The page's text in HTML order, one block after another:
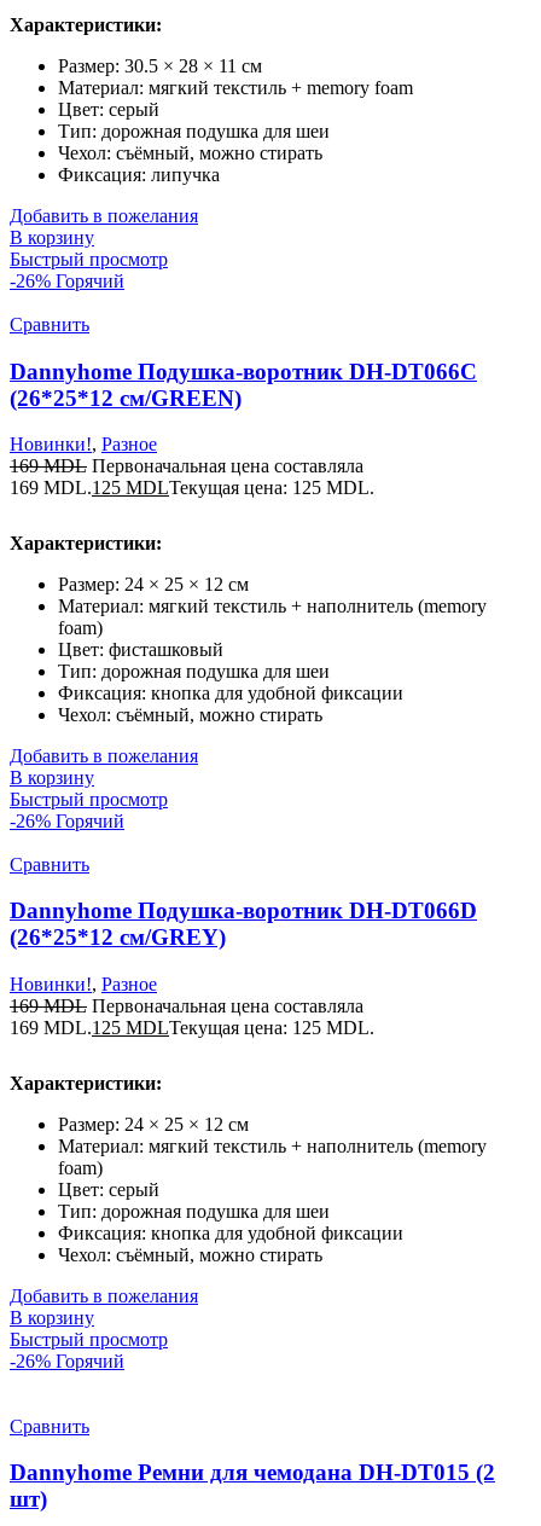
Характеристики:
Размер: 30.5 × 28 × 11 см
Материал: мягкий текстиль + memory foam
Цвет: серый
Тип: дорожная подушка для шеи
Чехол: съёмный, можно стирать
Фиксация: липучка
Добавить в пожелания
В корзину
Быстрый просмотр
-26% Горячий
Сравнить
Dannyhome Подушка-воротник DH-DT066C
(26*25*12 см/GREEN)
Новинки!, Разное
169MDL Первоначальная цена составляла
169 MDL.125 MDLТекущая цена: 125 MDL.
Характеристики:
Размер: 24 × 25 × 12 см
Материал: мягкий текстиль + наполнитель (memory
foam)
Цвет: фисташковый
Тип: дорожная подушка для шеи
Фиксация: кнопка для удобной фиксации
Чехол: съёмный, можно стирать
Добавить в пожелания
В корзину
Быстрый просмотр
-26% Горячий
Сравнить
Dannyhome Подушка-воротник DH-DT066D
(26*25*12 см/GREY)
Новинки!, Разное
169MDL Первоначальная цена составляла
169 MDL.125 MDLТекущая цена: 125 MDL.
Характеристики:
Размер: 24 × 25 × 12 см
Материал: мягкий текстиль + наполнитель (memory
foam)
Цвет: серый
Тип: дорожная подушка для шеи
Фиксация: кнопка для удобной фиксации
Чехол: съёмный, можно стирать
Добавить в пожелания
В корзину
Быстрый просмотр
-26% Горячий
Сравнить
Dannyhome Ремни для чемодана DH-DT015 (2
шт)